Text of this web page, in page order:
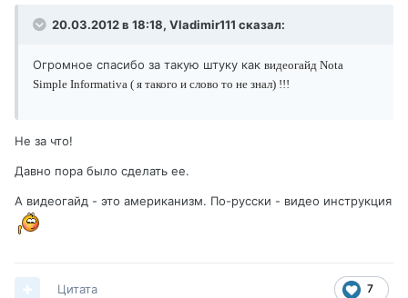
20.03.2012 в 18:18, Vladimir111 сказал:
Огромное спасибо за такую штуку как видеогайд Nota
Simple Informativa ( я такого и слово то не знал) !!!
Не за что!
Давно пора было сделать ее.
А видеогайд - это американизм. По-русски - видео инструкция
7
Цитата